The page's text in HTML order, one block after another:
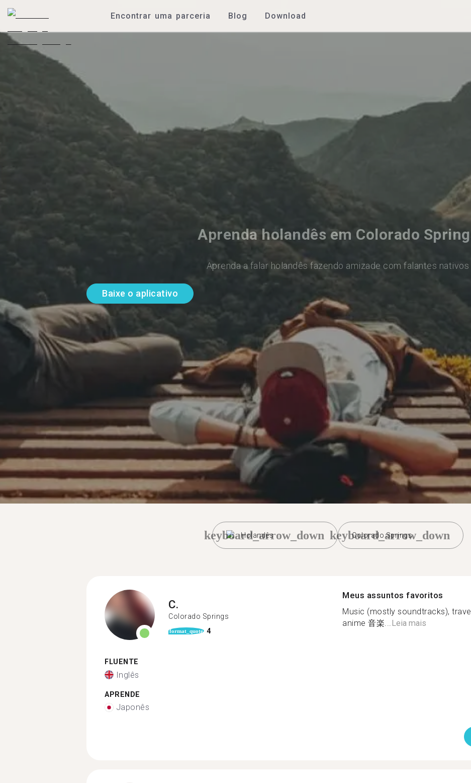
Encontrar uma parceria Blog Download
Aprenda holandês em Colorado
Aprenda a falar holandês fazendo amizade com falantes nativos
Baixe o aplicativo
Holandês
keyboard_arrow_down Colorado Springs
keyboard_arrow_down
C.
Colorado Springs
format_quote 4
FLUENTE
Inglês
APRENDE
Japonês
Meus assuntos favoritos
Music (mostly soundtracks),
anime 音楽...Leia mais